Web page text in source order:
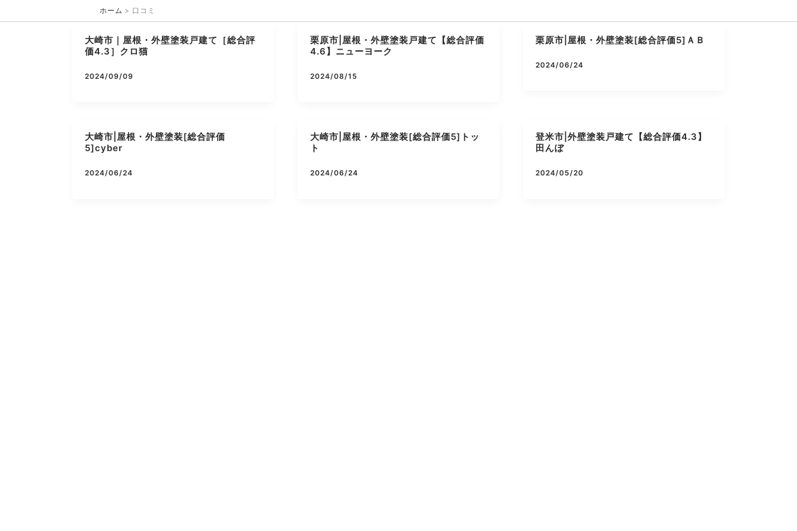
ホーム 口コミ
大崎市｜屋根・外壁塗装戸建て［総合評
価4.3］クロ猫
2024/09/09
栗原市|屋根・外壁塗装戸建て【総合評価
4.6】ニューヨーク
2024/08/15
栗原市|屋根・外壁塗装[総合評価5]ＡＢ
2024/06/24
大崎市|屋根・外壁塗装[総合評価
5]cyber
2024/06/24
大崎市|屋根・外壁塗装[総合評価5]トッ
ト
2024/06/24
登米市|外壁塗装戸建て【総合評価4.3】
田んぼ
2024/05/20